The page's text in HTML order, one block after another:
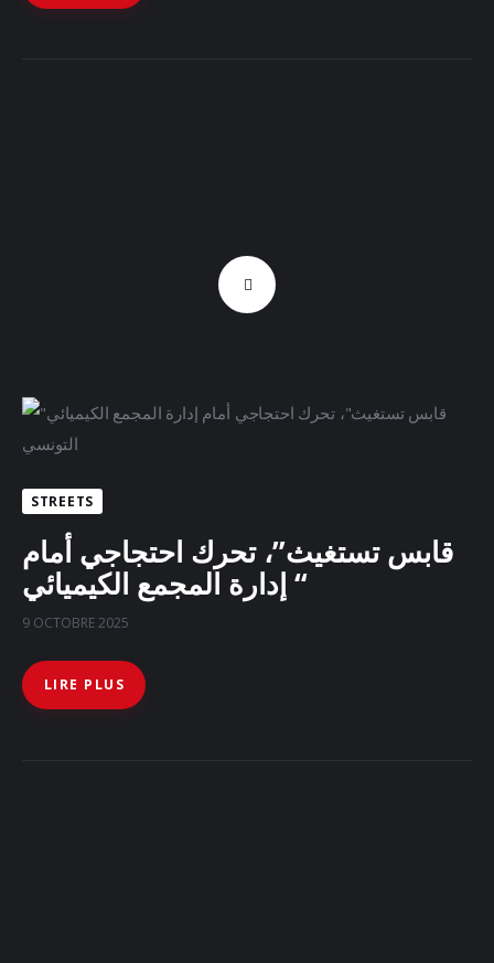
STREETS
قابس تستغيث”، تحرك احتجاجي أمام
إدارة المجمع الكيميائي “
9 OCTOBRE 2025
LIRE PLUS